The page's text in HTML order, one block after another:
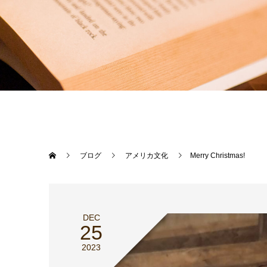
ブログ アメリカ文化 Merry Christmas!
DEC
25
2023